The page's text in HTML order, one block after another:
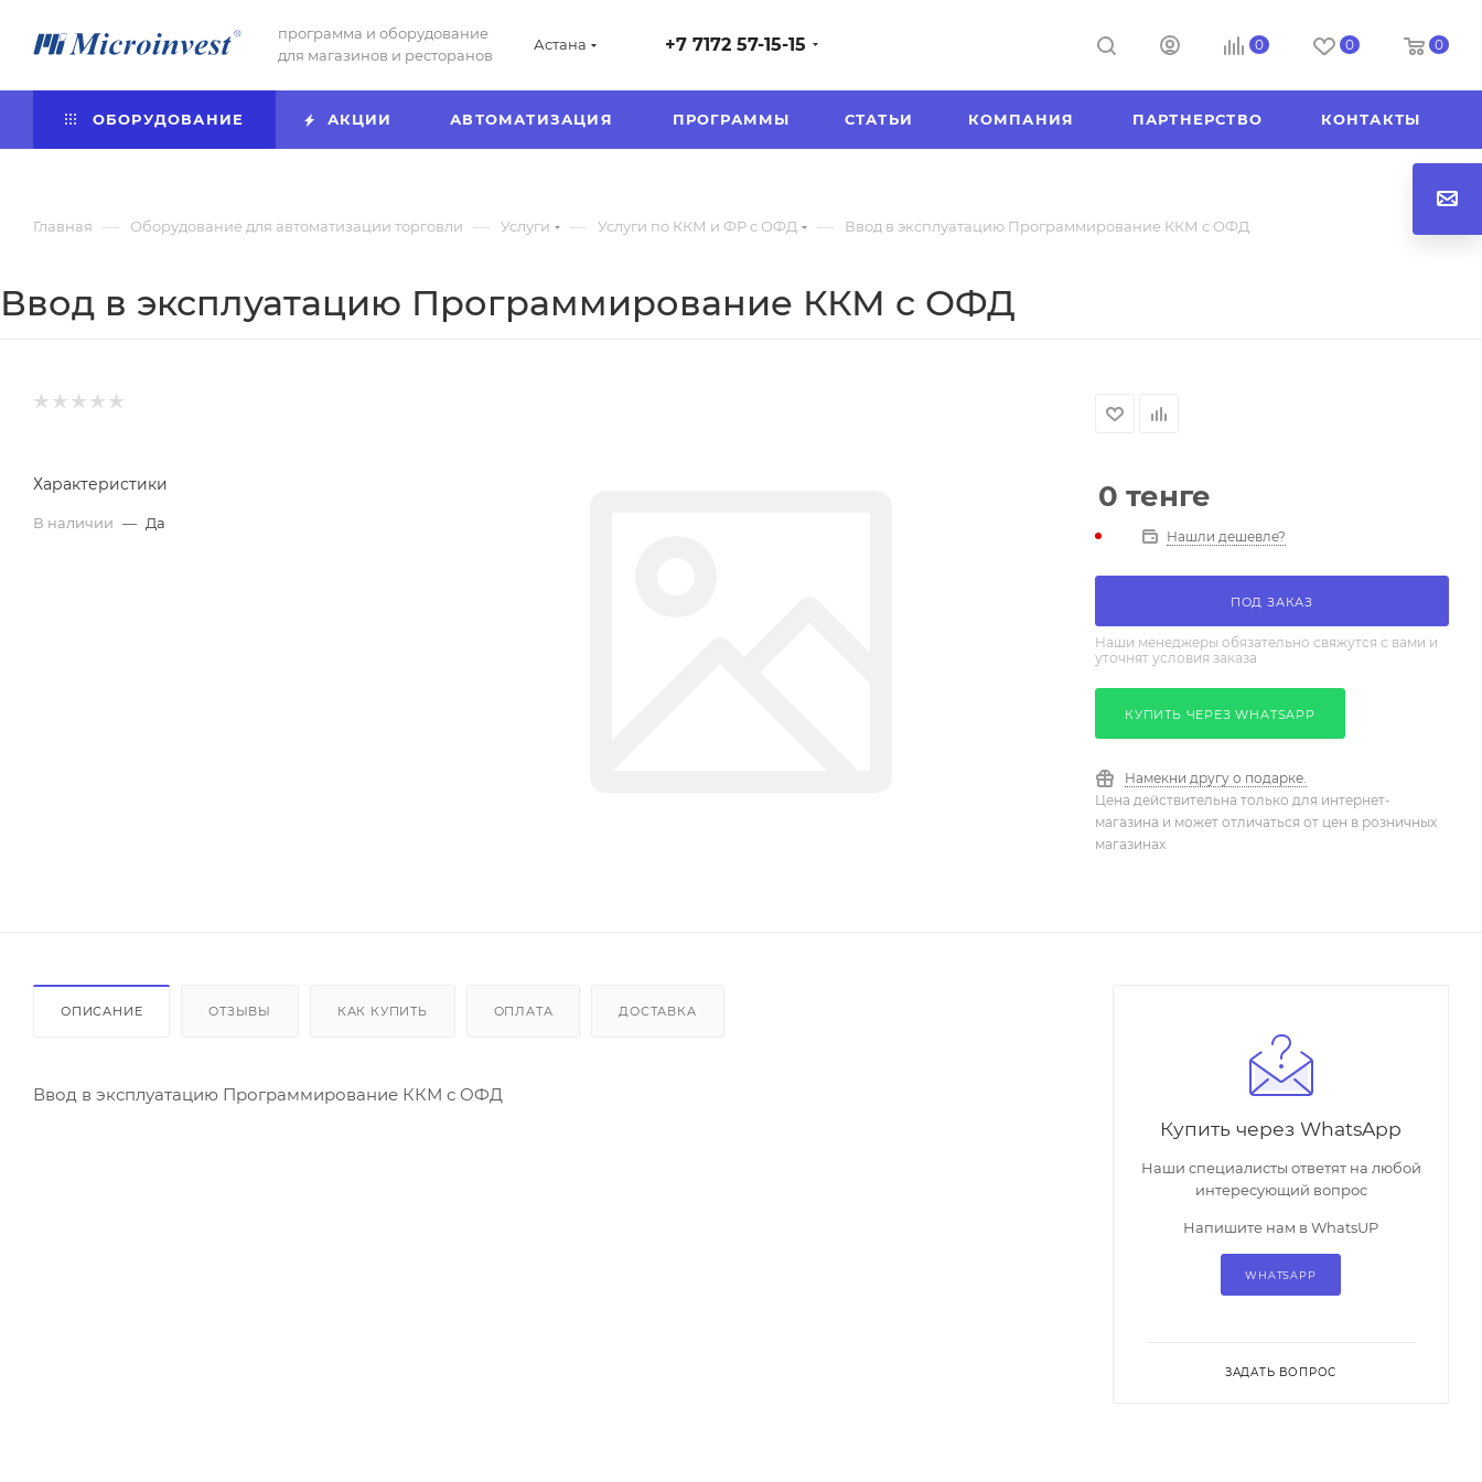
программа и оборудование
для магазинов и ресторанов
Астана +7 7172 57-15-15 0 0 0
ОБОРУДОВАНИЕ АКЦИИ АВТОМАТИЗАЦИЯ ПРОГРАММЫ СТАТЬИ КОМПАНИЯ ПАРТНЕРСТВО КОНТАКТЫ
Главная — Оборудование для автоматизации торговли — Услуги — Услуги по ККМ и ФР с ОФД — Ввод в эксплуатацию Программирование ККМ с ОФД
Ввод в эксплуатацию Программирование ККМ с ОФД
Характеристики
В наличии — Да
0 тенге
Нашли дешевле?
ПОД ЗАКАЗ
Наши менеджеры обязательно свяжутся с вами и
уточнят условия заказа
КУПИТЬ ЧЕРЕЗ WHATSAPP
Намекни другу о подарке.
Цена действительна только для интернет-
магазина и может отличаться от цен в розничных
магазинах
ОПИСАНИЕ ОТЗЫВЫ КАК КУПИТЬ ОПЛАТА ДОСТАВКА
Ввод в эксплуатацию Программирование ККМ с ОФД
Купить через WhatsApp
Наши специалисты ответят на любой
интересующий вопрос
Напишите нам в WhatsUP
WHATSAPP
ЗАДАТЬ ВОПРОС